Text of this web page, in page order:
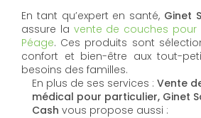
En tant qu’expert en santé, Ginet
assure la vente de couches
Péage. Ces produits sont
confort et bien-être aux tout-
besoins des familles.
En plus de ses services : Vente
médical pour particulier, Ginet
Cash vous propose aussi :